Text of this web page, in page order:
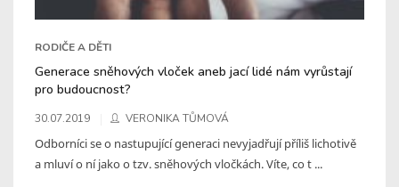
RODIČE A DĚTI
Generace sněhových vloček aneb jací lidé nám vyrůstají
pro budoucnost?
30.07.2019 VERONIKA TŮMOVÁ
Odborníci se o nastupující generaci nevyjadřují příliš lichotivě
a mluví o ní jako o tzv. sněhových vločkách. Víte, co t ...